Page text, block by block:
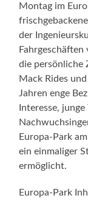
Montag im
der
die persönliche
Mack Rides
Jahren enge
Interesse,
Europa-Park
ein einmaliger
ermöglicht.
Europa-Park